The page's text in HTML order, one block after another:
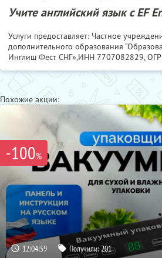
Учите английский язык с EF
Услуги предоставляет: Частное
дополнительного образования
Инглиш Фест СНГ»,ИНН 7707082829,
Похожие акции:
-100%
12:04:58 Получили:201